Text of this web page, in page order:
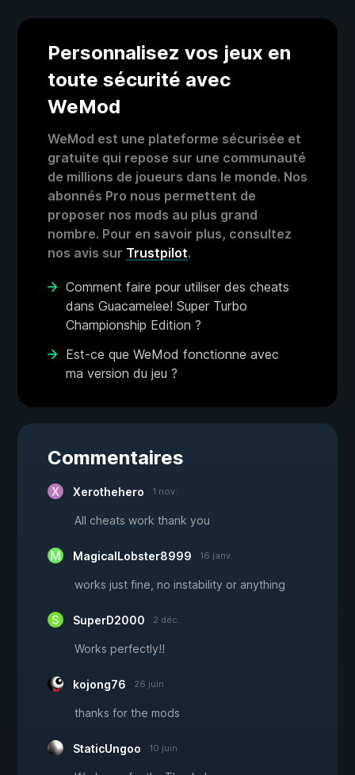
Personnalisez vos jeux en
toute sécurité avec
WeMod
WeMod est une plateforme sécurisée et
gratuite qui repose sur une communauté
de millions de joueurs dans le monde. Nos
abonnés Pro nous permettent de
proposer nos mods au plus grand
nombre. Pour en savoir plus, consultez
nos avis sur Trustpilot.
Comment faire pour utiliser des cheats
dans Guacamelee! Super Turbo
Championship Edition ?
Est-ce que WeMod fonctionne avec
ma version du jeu ?
Commentaires
Xerothehero 1 nov.
All cheats work thank you
MagicalLobster8999 16 janv.
works just fine, no instability or anything
SuperD2000 2 déc.
Works perfectly!!
kojong76 26 juin
thanks for the mods
StaticUngoo 10 juin